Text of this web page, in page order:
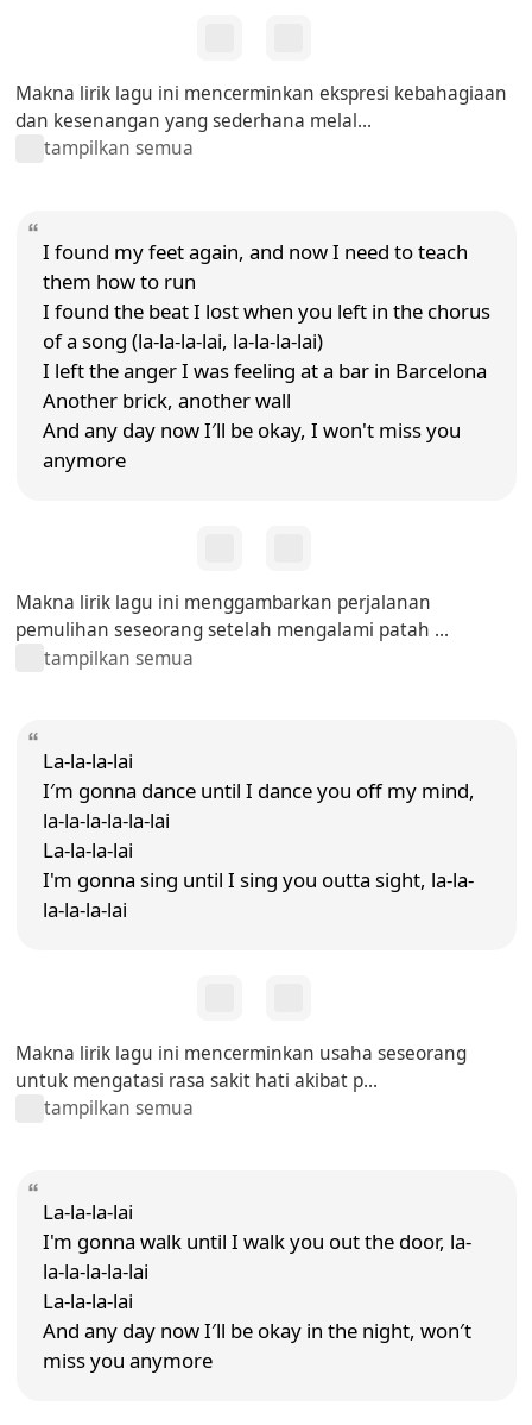
Makna lirik lagu ini mencerminkan ekspresi kebahagiaan
dan kesenangan yang sederhana melal...
tampilkan semua
I found my feet again, and now I need to teach
them how to run
I found the beat I lost when you left in the chorus
of a song (la-la-la-lai, la-la-la-lai)
I left the anger I was feeling at a bar in Barcelona
Another brick, another wall
And any day now I′ll be okay, I won't miss you
anymore
Makna lirik lagu ini menggambarkan perjalanan
pemulihan seseorang setelah mengalami patah ...
tampilkan semua
La-la-la-lai
I′m gonna dance until I dance you off my mind,
la-la-la-la-la-lai
La-la-la-lai
I'm gonna sing until I sing you outta sight, la-la-
la-la-la-lai
Makna lirik lagu ini mencerminkan usaha seseorang
untuk mengatasi rasa sakit hati akibat p...
tampilkan semua
La-la-la-lai
I'm gonna walk until I walk you out the door, la-
la-la-la-la-lai
La-la-la-lai
And any day now I′ll be okay in the night, won′t
miss you anymore